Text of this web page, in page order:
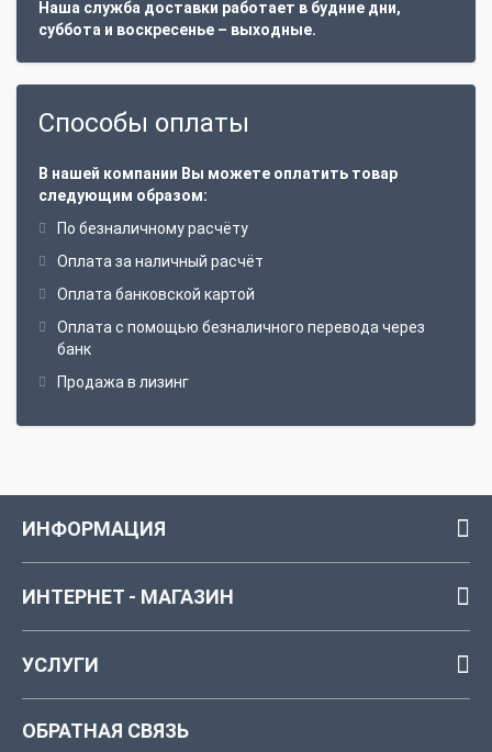
Наша служба доставки работает в будние дни,
суббота и воскресенье – выходные.
Способы оплаты
В нашей компании Вы можете оплатить товар
следующим образом:
По безналичному расчёту
Оплата за наличный расчёт
Оплата банковской картой
Оплата с помощью безналичного перевода через
банк
Продажа в лизинг
ИНФОРМАЦИЯ
ИНТЕРНЕТ - МАГАЗИН
УСЛУГИ
ОБРАТНАЯ СВЯЗЬ